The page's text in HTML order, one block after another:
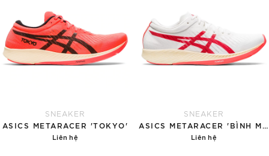
SNEAKER
ASICS METARACER 'TOKYO'
Liên hệ
SNEAKER
ASICS METARACER 'BÌNH MINH'
Liên hệ